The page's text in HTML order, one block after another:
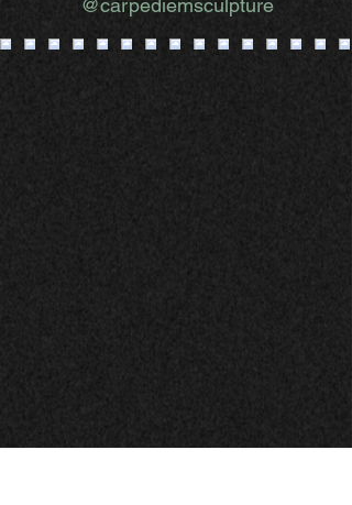
@carpediemsculpture